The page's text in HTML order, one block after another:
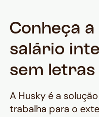
Conheça a
salário
sem letras
A Husky é a
trabalha para o